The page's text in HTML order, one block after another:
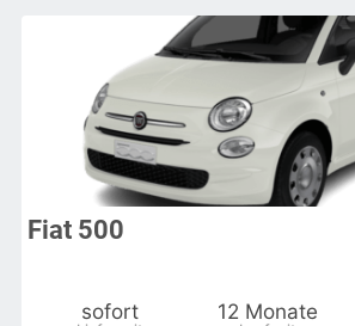
Fiat 500
sofort 12 Monate